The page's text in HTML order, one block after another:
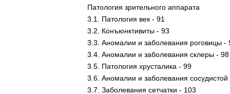
Патология зрительного аппарата
3.1. Патология век - 91
3.2. Конъюнктивиты - 93
3.3. Аномалии и заболевания роговицы -
3.4. Аномалии и заболевания склеры - 98
3.5. Патология хрусталика - 99
3.6. Аномалии и заболевания сосудистой
3.7. Заболевания сетчатки - 103